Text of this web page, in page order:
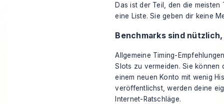
Das ist der Teil, den die
eine Liste. Sie geben dir keine
Benchmarks sind
Allgemeine Timing-
Slots zu vermeiden. Sie
einem neuen Konto mit wenig
veröffentlichst, werden deine
Internet-Ratschläge.